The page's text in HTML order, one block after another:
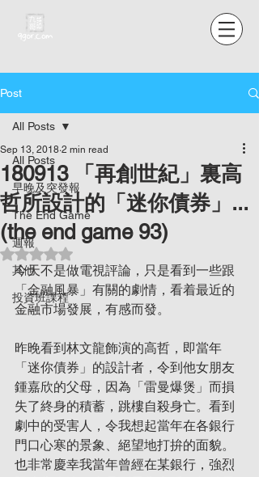
Post
All Posts
早晚及突發報
The End Game
週報
其他
投資班課程
All Posts
180913 「再創世紀」裏高
哲所設計的「迷你債券」...
(the end game 93)
Sep 13, 2018 2 min read
Rated NaN out of 5 stars.
今天不是做電視評論，只是看到一些跟
「金融風暴」有關的劇情，看着最近的
金融市場發展，有感而發。
昨晚看到林文龍飾演的高哲，即當年
「迷你債券」的設計者，令到他女朋友
鍾嘉欣的父母，因為「雷曼爆煲」而損
失了終身的積蓄，跳樓自殺身亡。看到
劇中的受害人，令我想起當年在各銀行
門口心寒的景象、絕望地打拚的面貌。
也非常慶幸我當年曾經在某銀行，強烈